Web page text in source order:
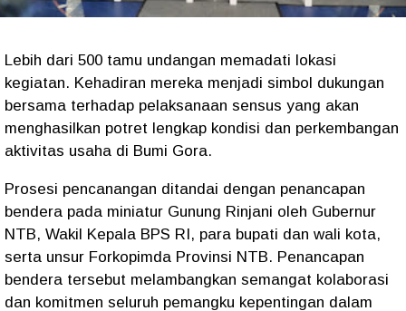
Lebih dari 500 tamu undangan memadati lokasi
kegiatan. Kehadiran mereka menjadi simbol dukungan
bersama terhadap pelaksanaan sensus yang akan
menghasilkan potret lengkap kondisi dan perkembangan
aktivitas usaha di Bumi Gora.
Prosesi pencanangan ditandai dengan penancapan
bendera pada miniatur Gunung Rinjani oleh Gubernur
NTB, Wakil Kepala BPS RI, para bupati dan wali kota,
serta unsur Forkopimda Provinsi NTB. Penancapan
bendera tersebut melambangkan semangat kolaborasi
dan komitmen seluruh pemangku kepentingan dalam